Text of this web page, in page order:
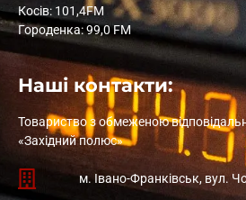
Косів: 101,4FM
Городенка: 99,0 FM
Наші контакти:
Товариство з обмеженою
«Західний полюс»
м. Івано-Франківськ, вул.